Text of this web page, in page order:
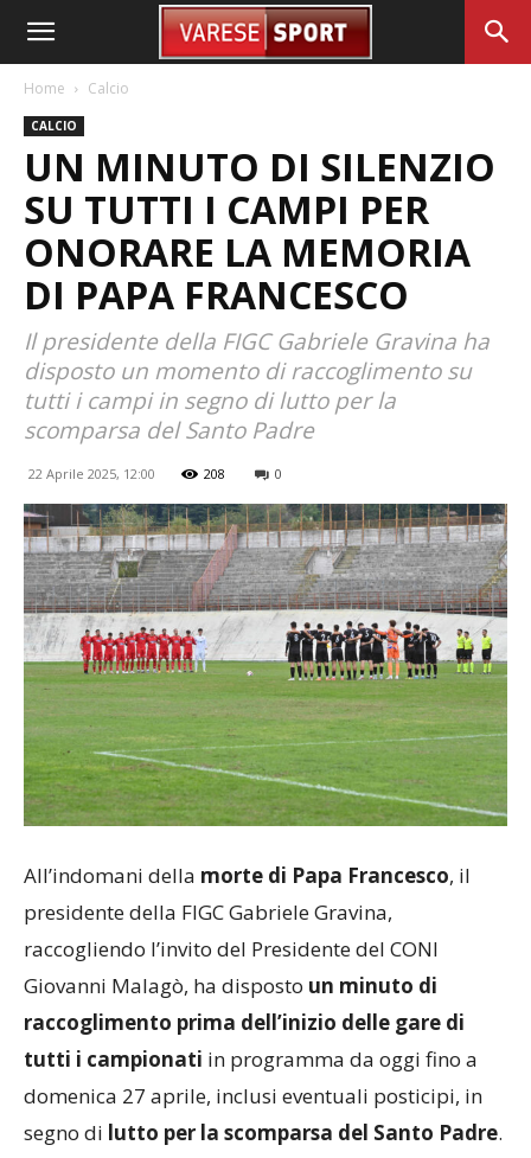
Home Calcio
CALCIO
UN MINUTO DI SILENZIO
SU TUTTI I CAMPI PER
ONORARE LA MEMORIA
DI PAPA FRANCESCO
Il presidente della FIGC Gabriele Gravina ha
disposto un momento di raccoglimento su
tutti i campi in segno di lutto per la
scomparsa del Santo Padre
22 Aprile 2025, 12:00 208 0
All’indomani della morte di Papa Francesco, il
presidente della FIGC Gabriele Gravina,
raccogliendo l’invito del Presidente del CONI
Giovanni Malagò, ha disposto un minuto di
raccoglimento prima dell’inizio delle gare di
tutti i campionati in programma da oggi fino a
domenica 27 aprile, inclusi eventuali posticipi, in
segno di lutto per la scomparsa del Santo Padre.